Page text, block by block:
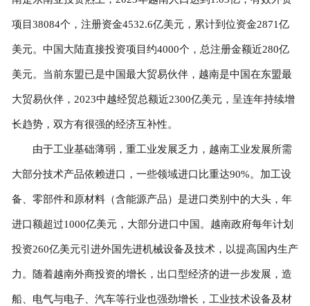
项目38084个，注册资金4532.6亿美元，累计到位资金2871亿
美元。中国大陆直接投资项目约4000个，总注册金额近280亿
美元。当前东盟已是中国最大贸易伙伴，越南是中国在东盟最
大贸易伙伴，2023中越经贸总额近2300亿美元，呈连年持续增
长趋势，双方有很强的经济互补性。
由于工业基础薄弱，重工业发展乏力，越南工业发展所需
大部分技术产品依赖进口，一些领域进口比重达90%。加工设
备、零部件和原材料（含能源产品）是进口类别中的大头，年
进口额超过1000亿美元，大部分进口中国。越南政府每年计划
投资260亿美元引进外国先进机械设备及技术，以提高国内生产
力。随着越南外商投资的增长，出口型经济的进一步发展，造
船、电气与电子、汽车等行业也强劲增长，工业技术设备及材